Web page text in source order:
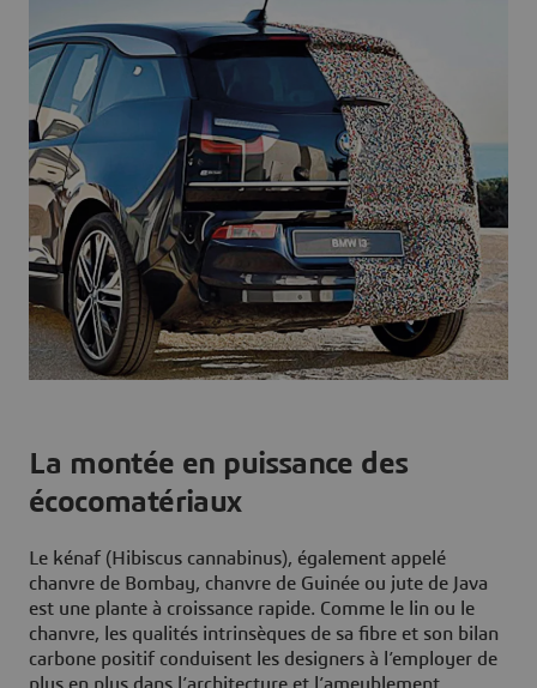
La montée en puissance des
écocomatériaux
Le kénaf (Hibiscus cannabinus), également appelé
chanvre de Bombay, chanvre de Guinée ou jute de Java
est une plante à croissance rapide. Comme le lin ou le
chanvre, les qualités intrinsèques de sa fibre et son bilan
carbone positif conduisent les designers à l’employer de